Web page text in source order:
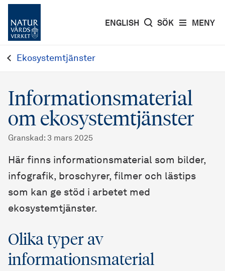
MENY
ENGLISH SÖK
Ekosystemtjänster
Informationsmaterial
om ekosystemtjänster
Granskad : 3 mars 2025
Här finns informationsmaterial som bilder,
infografik, broschyrer, filmer och lästips
som kan ge stöd i arbetet med
ekosystemtjänster.
Olika typer av
informationsmaterial